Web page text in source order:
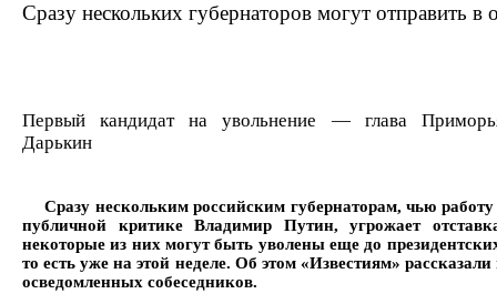
Сразу нескольких губернаторов могут отправить в
Первый кандидат на увольнение — глава
Дарькин
Сразу нескольким российским губернаторам, чью работу
публичной критике Владимир Путин, угрожает
некоторые из них могут быть уволены еще до
то есть уже на этой неделе. Об этом «Известиям»
осведомленных собеседников.